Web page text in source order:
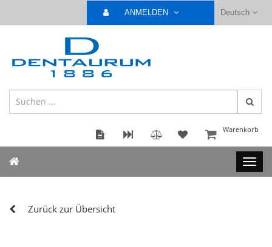
Deutsch
ANMELDEN
Warenkorb
Zurück zur Übersicht